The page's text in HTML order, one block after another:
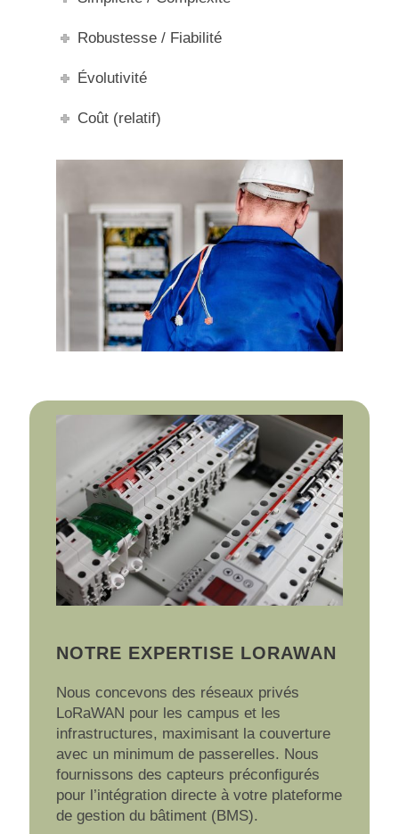
Robustesse / Fiabilité
Évolutivité
Coût (relatif)
NOTRE EXPERTISE LORAWAN
Nous concevons des réseaux privés
LoRaWAN pour les campus et les
infrastructures, maximisant la couverture
avec un minimum de passerelles. Nous
fournissons des capteurs préconfigurés
pour l’intégration directe à votre plateforme
de gestion du bâtiment (BMS).